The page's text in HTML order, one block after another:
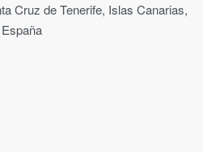
Cruz de Tenerife, Islas Canarias,
España